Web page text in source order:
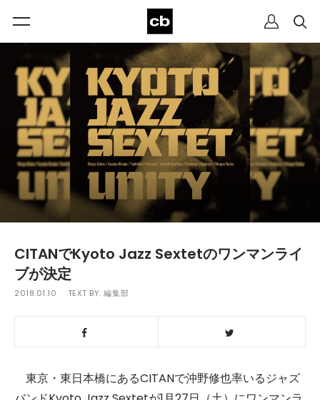
CITANでKyoto Jazz Sextetのワンマンライ
ブが決定
2018.01.10 TEXT BY:編集部
東京・東日本橋にあるCITANで沖野修也率いるジャズ